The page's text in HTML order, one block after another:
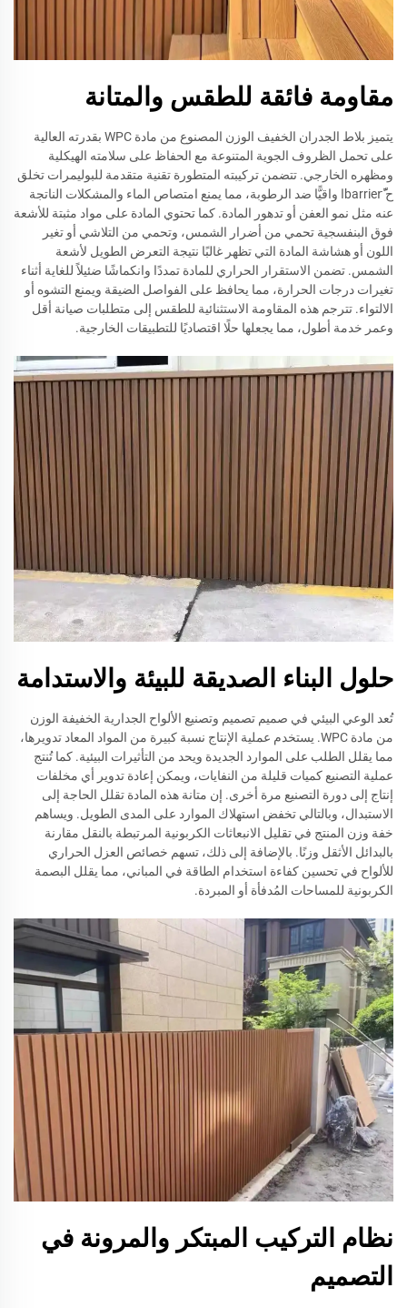
مقاومة فائقة للطقس والمتانة
يتميز بلاط الجدران الخفيف الوزن المصنوع من مادة WPC بقدرته العالية
على تحمل الظروف الجوية المتنوعة مع الحفاظ على سلامته الهيكلية
ومظهره الخارجي. تتضمن تركيبته المتطورة تقنية متقدمة للبوليمرات تخلق
ح barrierًّا واقيًّا ضد الرطوبة، مما يمنع امتصاص الماء والمشكلات الناتجة
عنه مثل نمو العفن أو تدهور المادة. كما تحتوي المادة على مواد مثبتة للأشعة
فوق البنفسجية تحمي من أضرار الشمس، وتحمي من التلاشي أو تغير
اللون أو هشاشة المادة التي تظهر غالبًا نتيجة التعرض الطويل لأشعة
الشمس. تضمن الاستقرار الحراري للمادة تمددًا وانكماشًا ضئيلاً للغاية أثناء
تغيرات درجات الحرارة، مما يحافظ على الفواصل الضيقة ويمنع التشوه أو
الالتواء. تترجم هذه المقاومة الاستثنائية للطقس إلى متطلبات صيانة أقل
وعمر خدمة أطول، مما يجعلها حلًا اقتصاديًا للتطبيقات الخارجية.
حلول البناء الصديقة للبيئة والاستدامة
تُعد الوعي البيئي في صميم تصميم وتصنيع الألواح الجدارية الخفيفة الوزن
من مادة WPC. يستخدم عملية الإنتاج نسبة كبيرة من المواد المعاد تدويرها،
مما يقلل الطلب على الموارد الجديدة ويحد من التأثيرات البيئية. كما تُنتج
عملية التصنيع كميات قليلة من النفايات، ويمكن إعادة تدوير أي مخلفات
إنتاج إلى دورة التصنيع مرة أخرى. إن متانة هذه المادة تقلل الحاجة إلى
الاستبدال، وبالتالي تخفض استهلاك الموارد على المدى الطويل. ويساهم
خفة وزن المنتج في تقليل الانبعاثات الكربونية المرتبطة بالنقل مقارنة
بالبدائل الأثقل وزنًا. بالإضافة إلى ذلك، تسهم خصائص العزل الحراري
للألواح في تحسين كفاءة استخدام الطاقة في المباني، مما يقلل البصمة
الكربونية للمساحات المُدفأة أو المبردة.
نظام التركيب المبتكر والمرونة في
التصميم